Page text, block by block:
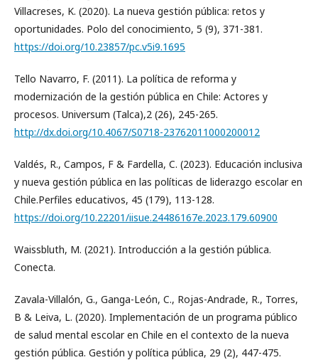
Villacreses, K. (2020). La nueva gestión pública: retos y
oportunidades. Polo del conocimiento, 5 (9), 371-381.
https://doi.org/10.23857/pc.v5i9.1695
Tello Navarro, F. (2011). La política de reforma y
modernización de la gestión pública en Chile: Actores y
procesos. Universum (Talca),2 (26), 245-265.
http://dx.doi.org/10.4067/S0718-23762011000200012
Valdés, R., Campos, F & Fardella, C. (2023). Educación inclusiva
y nueva gestión pública en las políticas de liderazgo escolar en
Chile.Perfiles educativos, 45 (179), 113-128.
https://doi.org/10.22201/iisue.24486167e.2023.179.60900
Waissbluth, M. (2021). Introducción a la gestión pública.
Conecta.
Zavala-Villalón, G., Ganga-León, C., Rojas-Andrade, R., Torres,
B & Leiva, L. (2020). Implementación de un programa público
de salud mental escolar en Chile en el contexto de la nueva
gestión pública. Gestión y política pública, 29 (2), 447-475.